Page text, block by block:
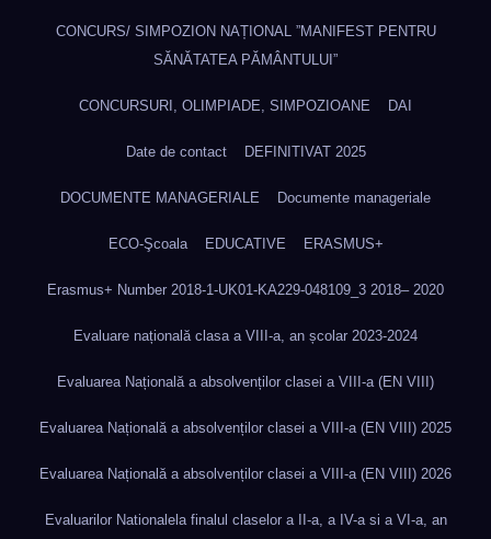
CONCURS/ SIMPOZION NAȚIONAL ”MANIFEST PENTRU
SĂNĂTATEA PĂMÂNTULUI”
CONCURSURI, OLIMPIADE, SIMPOZIOANE DAI
Date de contact DEFINITIVAT 2025
DOCUMENTE MANAGERIALE Documente manageriale
ECO-Şcoala EDUCATIVE ERASMUS+
Erasmus+ Number 2018-1-UK01-KA229-048109_3 2018– 2020
Evaluare națională clasa a VIII-a, an școlar 2023-2024
Evaluarea Națională a absolvenților clasei a VIII-a (EN VIII)
Evaluarea Națională a absolvenților clasei a VIII-a (EN VIII) 2025
Evaluarea Națională a absolvenților clasei a VIII-a (EN VIII) 2026
Evaluarilor Nationalela finalul claselor a II-a, a IV-a si a VI-a, an